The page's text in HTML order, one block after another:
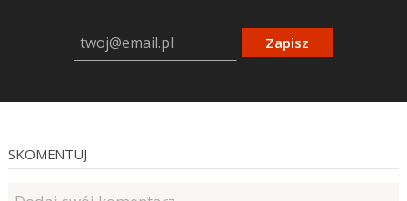
Zapisz
SKOMENTUJ